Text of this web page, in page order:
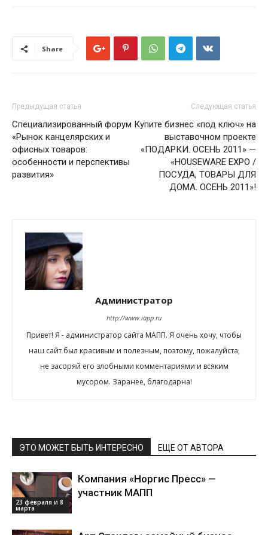
Share
Предыдущая статья
Специализированный форум
«Рынок канцелярских и
офисных товаров:
особенности и перспективы
развития»
Следующая статья
Купите бизнес «под ключ» на
выставочном проекте
«ПОДАРКИ. ОСЕНЬ 2011» —
«HOUSEWARE EXPO /
ПОСУДА, ТОВАРЫ ДЛЯ
ДОМА. ОСЕНЬ 2011»!
Администратор
http://www.iapp.ru
Привет! Я - администратор сайта МАПП. Я очень хочу, чтобы
наш сайт был красивым и полезным, поэтому, пожалуйста,
не засоряй его злобными комментариями и всяким
мусором. Заранее, благодарна!
ЭТО МОЖЕТ БЫТЬ ИНТЕРЕСНО ЕЩЕ ОТ АВТОРА
23 февраля и 8
марта
Компания «Норгис Пресс» —
участник МАПП